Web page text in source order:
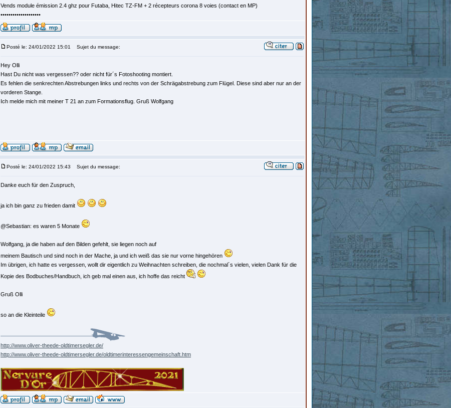
Vends module émission 2.4 ghz pour Futaba, Hitec TZ-FM + 2 récepteurs corona 8 voies (contact en MP)
••••••••••••••••••••
Posté le: 24/01/2022 15:01 Sujet du message:
Hey Olli
Hast Du nicht was vergessen?? oder nicht für´s Fotoshooting montiert.
Es fehlen die senkrechten Abstrebungen links und rechts von der Schrägabstrebung zum Flügel. Diese sind aber nur an der
vorderen Stange.
Ich melde mich mit meiner T 21 an zum Formationsflug. Gruß Wolfgang
Posté le: 24/01/2022 15:43 Sujet du message:
Danke euch für den Zuspruch,
ja ich bin ganz zu frieden damit
@Sebastian: es waren 5 Monate
Wolfgang, ja die haben auf den Bilden gefehlt, sie liegen noch auf
meinem Bautisch und sind noch in der Mache, ja und ich weiß das sie nur vorne hingehören
Im übrigen, ich hatte es vergessen, wollt dir eigentlich zu Weihnachten schreiben, die nochmal´s vielen, vielen Dank für die
Kopie des Bodbuches/Handbuch, ich geb mal einen aus, ich hoffe das reicht
Gruß Olli
so an die Kleinteile
http://www.oliver-theede-oldtimersegler.de/
http://www.oliver-theede-oldtimersegler.de/oldtimerinteressengemeinschaft.htm